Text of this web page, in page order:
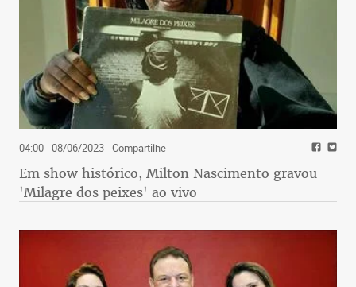
04:00 - 08/06/2023- Compartilhe
Em show histórico, Milton Nascimento gravou
'Milagre dos peixes' ao vivo